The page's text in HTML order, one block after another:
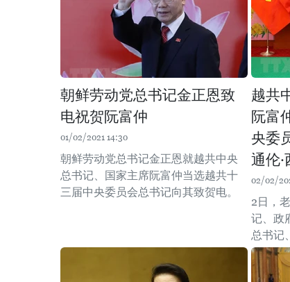
朝鲜劳动党总书记金正恩致
电祝贺阮富仲
01/02/2021 14:30
朝鲜劳动党总书记金正恩就越共中央
总书记、国家主席阮富仲当选越共十
三届中央委员会总书记向其致贺电。
越共
阮富
央委
通伦
02/02/
2日，
记、政
总书记